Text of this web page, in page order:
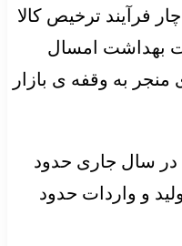
فرآیند ترخیص کالا
بهداشت امسال
منجر به وقفه ی بازار
در سال جاری حدود
و واردات حدود